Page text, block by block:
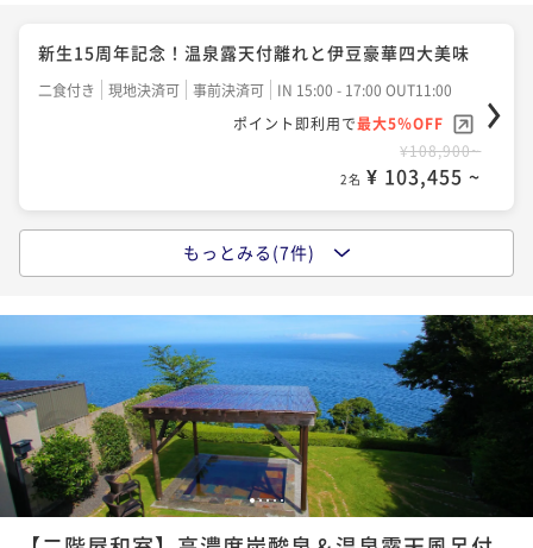
ポイント即利用で
¥122,210~
¥ 116,099 ~
【美酒旅】こだわりの日本酒を愉しむ！日本酒フルア
テンドコース
二食付き 現地決済可 事前決済可
IN 15:00 - 18:00 OUT11:00
ポイント即利用で最大5％OFF
¥122,210~
2名 ¥ 116,099 ~
【スウィートバスタイム】 絶景を愛でながらシャンパ
ーニュで乾杯
新生15周年記念！温泉露天付離れと伊豆豪華四大美味
二食付き 現地決済可 事前決済可
IN 15:00 - 17:00 OUT11:00
ポイント即利用で最大5％OFF
¥108,900~
2名 ¥ 103,455 ~
【結婚記念日】奥様・旦那様へ感謝☆ご夫婦で過ごす
IN 15:00 - 18:00 OUT11:15
最大5％OFF
¥116,160~
2名 ¥ 110,352 ~
【記念日】 大切な一日を月のうさぎでお祝いしませ
んか。
もっとみる(7件)
12345